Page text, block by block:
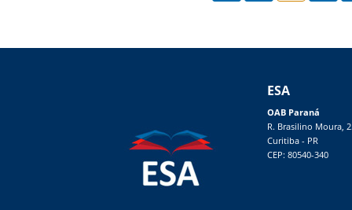
ESA
OAB Paraná
R. Brasilino Moura,
Curitiba - PR
CEP: 80540-340